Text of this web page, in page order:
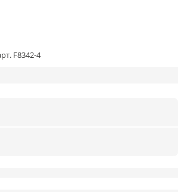
F8342-4